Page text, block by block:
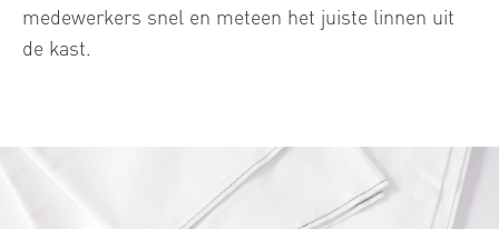
medewerkers snel en meteen het juiste linnen uit
de kast.